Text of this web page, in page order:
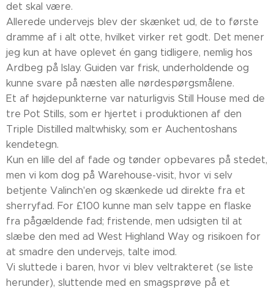
det skal være.
Allerede undervejs blev der skænket ud, de to første
dramme af i alt otte, hvilket virker ret godt. Det mener
jeg kun at have oplevet én gang tidligere, nemlig hos
Ardbeg på Islay. Guiden var frisk, underholdende og
kunne svare på næsten alle nørdespørgsmålene.
Et af højdepunkterne var naturligvis Still House med de
tre Pot Stills, som er hjertet i produktionen af den
Triple Distilled maltwhisky, som er Auchentoshans
kendetegn.
Kun en lille del af fade og tønder opbevares på stedet,
men vi kom dog på Warehouse-visit, hvor vi selv
betjente Valinch'en og skænkede ud direkte fra et
sherryfad. For £100 kunne man selv tappe en flaske
fra pågældende fad; fristende, men udsigten til at
slæbe den med ad West Highland Way og risikoen for
at smadre den undervejs, talte imod.
Vi sluttede i baren, hvor vi blev veltrakteret (se liste
herunder), sluttende med en smagsprøve på et